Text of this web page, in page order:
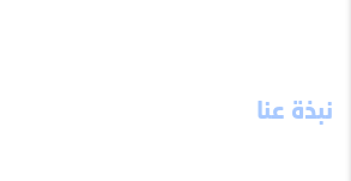
نبذة عنا